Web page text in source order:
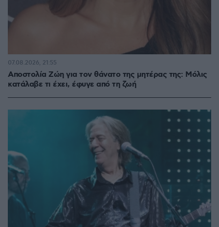
Αποστολία Ζώη για τον θάνατο της μητέρας της: Μόλις
κατάλαβε τι έχει, έφυγε από τη ζωή
07.08.2026, 21:55